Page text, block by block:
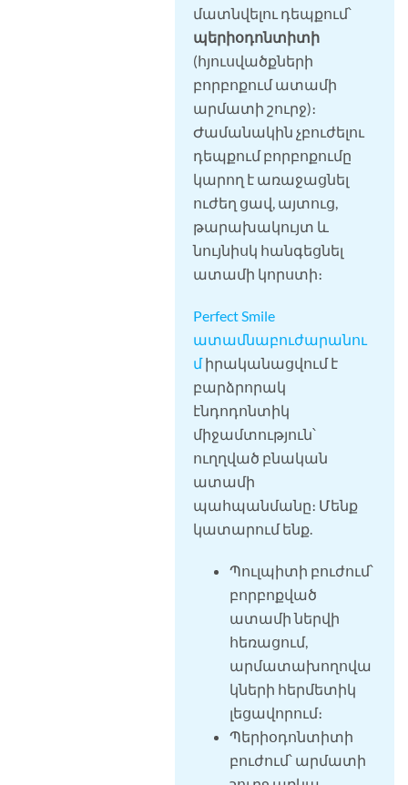
մատնվելու դեպքում՝
պերիօդոնտիտի
(հյուսվածքների
բորբոքում ատամի
արմատի շուրջ)։
Ժամանակին չբուժելու
դեպքում բորբոքումը
կարող է առաջացնել
ուժեղ ցավ, այտուց,
թարախակույտ և
նույնիսկ հանգեցնել
ատամի կորստի։
Perfect Smile
ատամնաբուժարանու
միրականացվում է
բարձրորակ
էնդոդոնտիկ
միջամտություն՝
ուղղված բնական
ատամի
պահպանմանը։ Մենք
կատարում ենք.
Պուլպիտի բուժում՝
բորբոքված
ատամի ներվի
հեռացում,
արմատախողովա
կների հերմետիկ
լեցավորում։
Պերիօդոնտիտի
բուժում՝ արմատի